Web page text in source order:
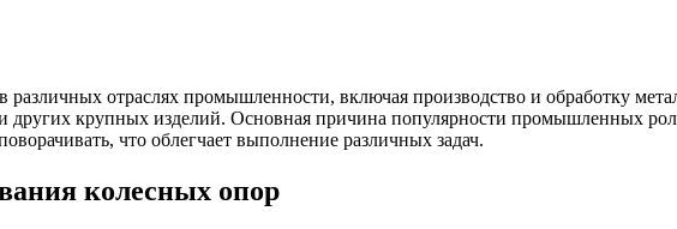
отраслях промышленности, включая производство и обработку
других крупных изделий. Основная причина популярности промышленных
что облегчает выполнение различных задач.
колесных опор